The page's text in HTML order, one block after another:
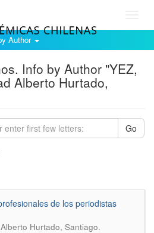
Author
Info by Author "YEZ,
Alberto Hurtado,
Go
de los periodistas
Hurtado, Santiago.